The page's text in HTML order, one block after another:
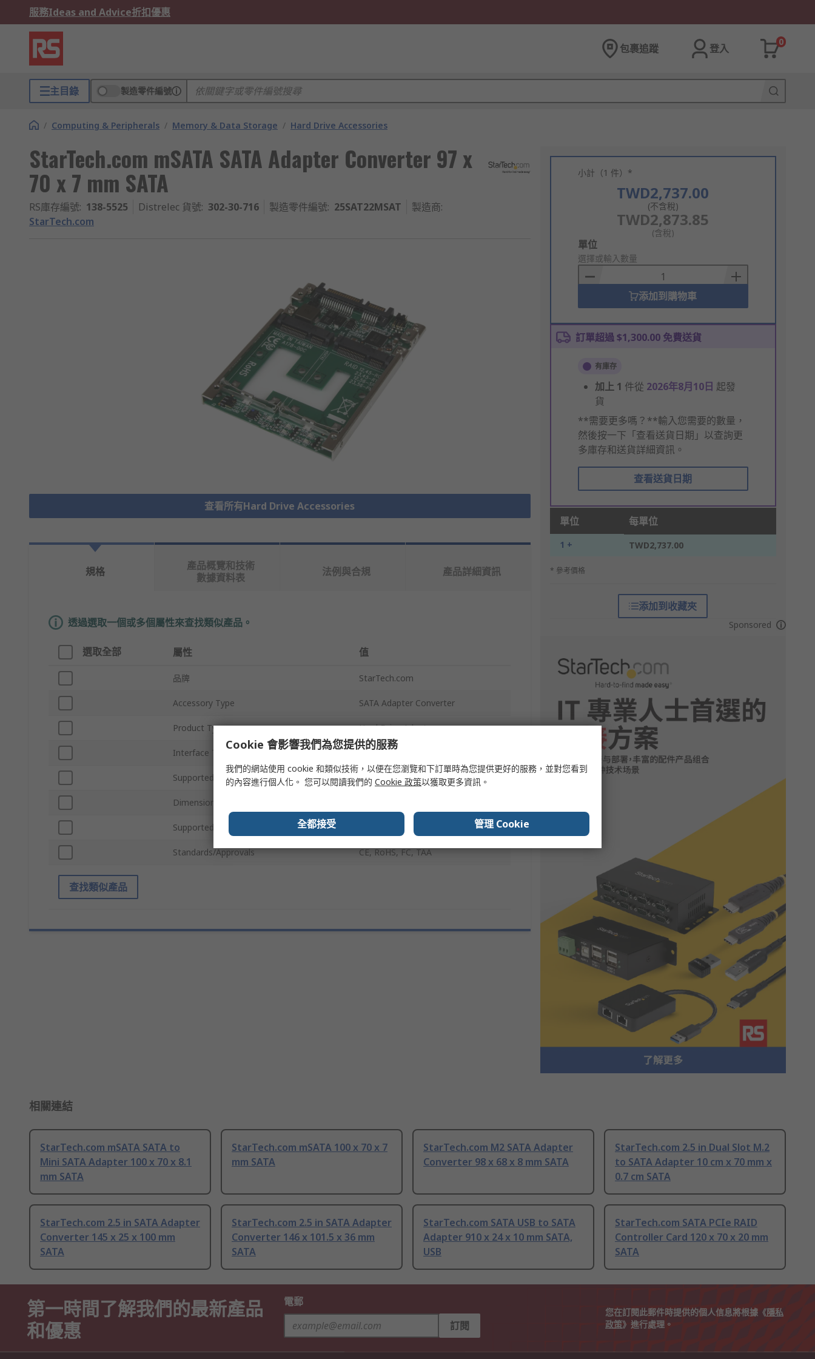
服務Ideas and Advice折扣優惠
包裹追蹤 登入
0
主目錄 製造零件編號
/ Computing & Peripherals / Memory & Data Storage / Hard Drive Accessories
StarTech.com mSATA SATA Adapter Converter 97 x
70 x 7 mm SATA
RS庫存編號: 138-5525 Distrelec 貨號: 302-30-716 製造零件編號: 25SAT22MSAT 製造商:
StarTech.com
查看所有Hard Drive Accessories
小計（1 件）*
TWD2,737.00
(不含稅)
TWD2,873.85
(含稅)
Add
to
Basket
單位
選擇或輸入數量
添加到購物車
訂單超過 $1,300.00 免費送貨
有庫存
加上 1 件從 2026年8月10日 起發
貨
**需要更多嗎？**輸入您需要的數量，
然後按一下「查看送貨日期」以查詢更
多庫存和送貨詳細資訊。
查看送貨日期
單位 每單位
1 + TWD2,737.00
* 參考價格
添加到收藏夾
Sponsored
規格
產品概覽和技術
數據資料表
法例與合規 產品詳細資訊
透過選取一個或多個屬性來查找類似產品。
選取全部 屬性 值
品牌 StarTech.com
Accessory Type SATA Adapter Converter
Product Type Hard Drive Adapter
Interface Type SATA
Supported Form Factor mSATA
Dimensions
Supported Number of Drives
Standards/Approvals CE, RoHS, FC, TAA
查找類似產品
相關連結
StarTech.com mSATA SATA to
Mini SATA Adapter 100 x 70 x 8.1
mm SATA
StarTech.com mSATA 100 x 70 x 7
mm SATA
StarTech.com M2 SATA Adapter
Converter 98 x 68 x 8 mm SATA
StarTech.com 2.5 in Dual Slot M.2
to SATA Adapter 10 cm x 70 mm x
0.7 cm SATA
StarTech.com 2.5 in SATA Adapter
Converter 145 x 25 x 100 mm
SATA
StarTech.com 2.5 in SATA Adapter
Converter 146 x 101.5 x 36 mm
SATA
StarTech.com SATA USB to SATA
Adapter 910 x 24 x 10 mm SATA,
USB
StarTech.com SATA PCIe RAID
Controller Card 120 x 70 x 20 mm
SATA
第一時間了解我們的最新產品
和優惠
電郵
訂閱
您在訂閱此郵件時提供的個人信息將根據《隱私
政策》進行處理。
Cookie 會影響我們為您提供的服務
我們的網站使用 cookie 和類似技術，以便在您瀏覽和下訂單時為您提供更好的服務，並對您看到
的內容進行個人化。 您可以閱讀我們的 Cookie 政策以獲取更多資訊。
全都接受 管理 Cookie